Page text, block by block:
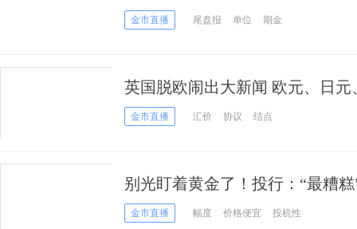
金市直播 尾盘报 单位 期金
英国脱欧闹出大新闻 欧元、日
操作策略
金市直播 汇价 协议 结点
别光盯着黄金了！投行：“最糟
属将爆发
金市直播 幅度 价格便宜 投机性